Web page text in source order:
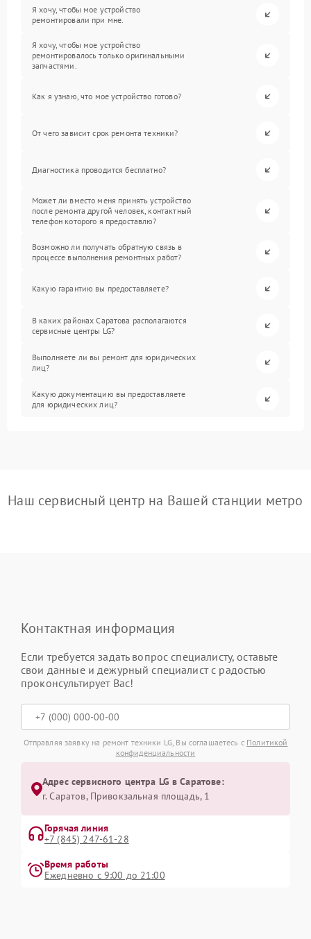
Я хочу, чтобы мое устройство
ремонтировали при мне.
Я хочу, чтобы мое устройство
ремонтировалось только оригинальными
запчастями.
Как я узнаю, что мое устройство готово?
От чего зависит срок ремонта техники?
Диагностика проводится бесплатно?
Может ли вместо меня принять устройство
после ремонта другой человек, контактный
телефон которого я предоставлю?
Возможно ли получать обратную связь в
процессе выполнения ремонтных работ?
Какую гарантию вы предоставляете?
В каких районах Саратова располагаются
сервисные центры LG?
Выполняете ли вы ремонт для юридических
лиц?
Какую документацию вы предоставляете
для юридических лиц?
Наш сервисный центр на Вашей станции метро
Контактная информация
Если требуется задать вопрос специалисту, оставьте
свои данные и дежурный специалист с радостью
проконсультирует Вас!
Отправляя заявку на ремонт техники LG, Вы соглашаетесь с Политикой
конфиденциальности
Адрес сервисного центра LG в Саратове:
г. Саратов, Привокзальная площадь, 1
Горячая линия
+7 (845) 247-61-28
Время работы
Ежедневно с 9:00 до 21:00